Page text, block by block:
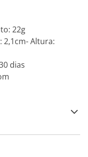
22g
Altura:
dias